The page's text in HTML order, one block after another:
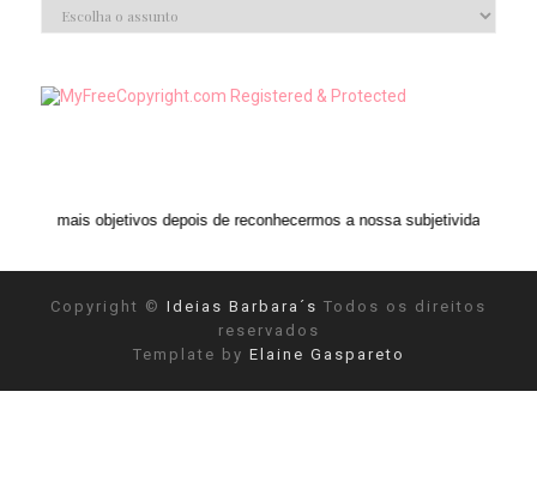
depois de reconhecermos a nossa subjetividade." ANAIS NIN
Copyright © Ideias Barbara´s Todos os direitos
reservados
Template by Elaine Gaspareto